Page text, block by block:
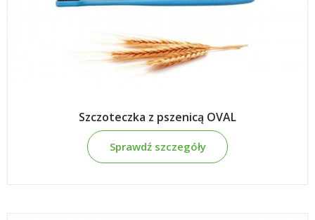
Szczoteczka z pszenicą OVAL
Sprawdź szczegóły